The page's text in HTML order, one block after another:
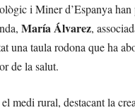
i Miner d’Espanya
María Álvarez,
una taula rodona que ha
de la salut.
medi rural, destacant la